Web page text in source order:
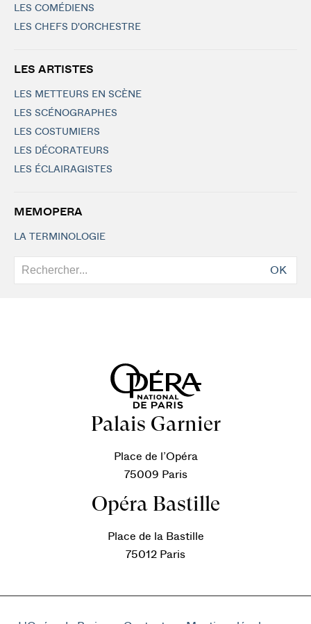
LES COMÉDIENS
LES CHEFS D'ORCHESTRE
LES ARTISTES
LES METTEURS EN SCÈNE
LES SCÉNOGRAPHES
LES COSTUMIERS
LES DÉCORATEURS
LES ÉCLAIRAGISTES
MEMOPERA
LA TERMINOLOGIE
OK
Palais Garnier
Place de l’Opéra
75009 Paris
Opéra Bastille
Place de la Bastille
75012 Paris